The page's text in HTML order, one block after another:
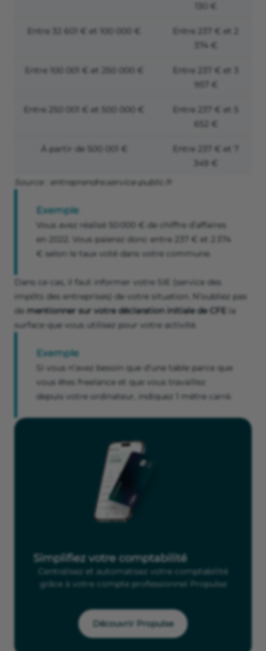
130 €
Entre 32 601 € et 100 000 € Entre 237 € et
374 €
Entre 100 001 € et 250 000 € Entre 237 € et
957 €
Entre 250 001 € et 500 000 € Entre 237 € et
652 €
À partir de 500 001 € Entre 237 € et
349 €
Source : entreprendre.service-public.fr
Exemple
Vous avez réalisé 50 000 € de chiffre d’affaires
en 2022. Vous paierez donc entre 237 € et 2 374
€ selon le taux voté dans votre commune.
Dans ce cas, il faut informer votre SIE (service des
impôts des entreprises) de votre situation. N’oubliez pas
de mentionner sur votre déclaration initiale de CFE
la
surface que vous utilisez pour votre activité.
Exemple
Si vous n’avez besoin que d’une table parce que
vous êtes freelance et que vous travaillez
depuis votre ordinateur, indiquez 1 mètre carré.
Simplifiez votre comptabilité
Centralisez et automatisez votre comptabilité
grâce à votre compte professionnel Propulse
Découvrir Propulse